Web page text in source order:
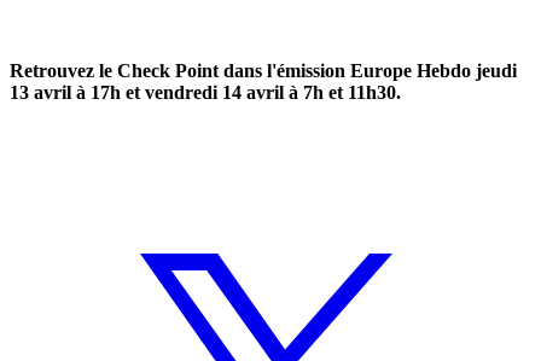
Retrouvez le Check Point dans l'émission Europe Hebdo jeudi
13 avril à 17h et vendredi 14 avril à 7h et 11h30.